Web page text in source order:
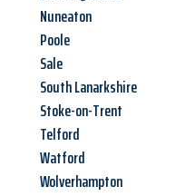
Nuneaton
Poole
Sale
South Lanarkshire
Stoke-on-Trent
Telford
Watford
Wolverhampton